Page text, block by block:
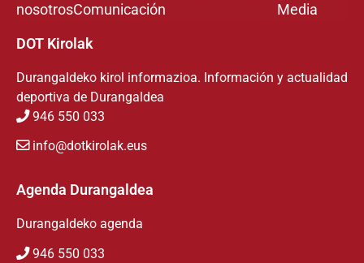
nosotrosComunicación
Media
DOT Kirolak
Durangaldeko kirol informazioa. Información y actualidad
deportiva de Durangaldea
946 550 033
info@dotkirolak.eus
Agenda Durangaldea
Durangaldeko agenda
946 550 033